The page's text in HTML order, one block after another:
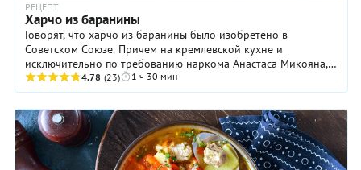
РЕЦЕПТ
Харчо из баранины
Говорят, что харчо из баранины было изобретено в
Советском Союзе. Причем на кремлевской кухне и
исключительно по требованию наркома Анастаса Микояна,
который терпеть не мог вкуса говядины, но сытные ...
4.78 (23) 1 ч 30 мин